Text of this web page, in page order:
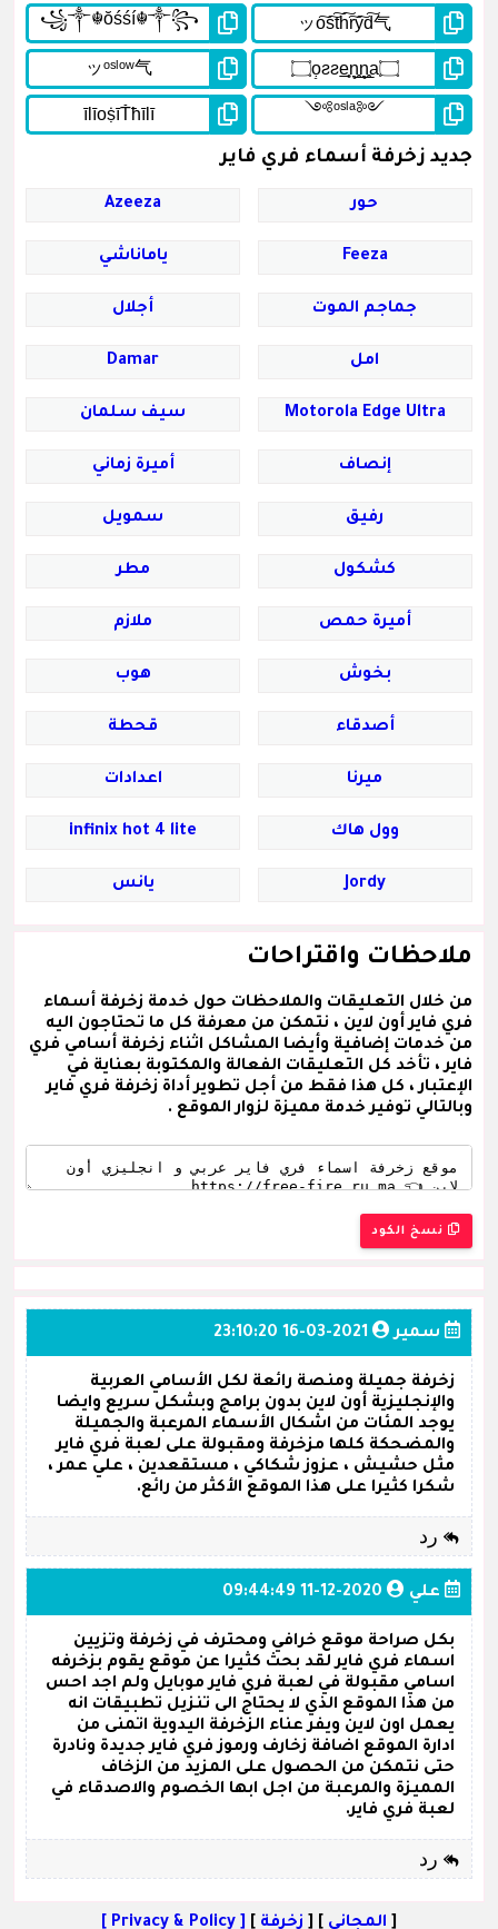
جديد زخرفة أسماء فري فاير
حور Azeeza
Feeza ياماناشي
جماجم الموت أجلال
امل Damar
Motorola Edge Ultra سيف سلمان
إنصاف أميرة زماني
‏رفيق سمويل
كشكول مطر
أميرة حمص ملازم
بخوش هوب
أصدقاء قحطة
ميرنا اعدادات
وول هاك infinix hot 4 lite
Jordy يانس
ملاحظات واقتراحات
من خلال التعليقات والملاحظات حول خدمة زخرفة أسماء
فري فاير أون لاين ، نتمكن من معرفة كل ما تحتاجون اليه
من خدمات إضافية وأيضا المشاكل اثناء زخرفة أسامي فري
فاير ، تأخد كل التعليقات الفعالة والمكتوبة بعناية في
الإعتبار ، كل هذا فقط من أجل تطوير أداة زخرفة فري فاير
وبالتالي توفير خدمة مميزة لزوار الموقع .
نسخ الكود
سمير 2021-03-16 23:10:20
زخرفة جميلة ومنصة رائعة لكل الأسامي العربية
والإنجليزية أون لاين بدون برامج وبشكل سريع وايضا
يوجد المئات من اشكال الأسماء المرعبة والجميلة
والمضحكة كلها مزخرفة ومقبولة على لعبة فري فاير
مثل حشيش ، عزوز شكاكي ، مستقعدين ، علي عمر ،
شكرا كثيرا على هذا الموقع الأكثر من رائع.
رد
علي 2020-12-11 09:44:49
بكل صراحة موقع خرافي ومحترف في زخرفة وتزيين
اسماء فري فاير لقد بحث كثيرا عن موقع يقوم بزخرفه
اسامي مقبولة في لعبة فري فاير موبايل ولم اجد احس
من هذا الموقع الذي لا يحتاج الى تنزيل تطبيقات انه
يعمل اون لاين ويفر عناء الزخرفة اليدوية اتمنى من
ادارة الموقع اضافة زخارف ورموز فري فاير جديدة ونادرة
حتى نتمكن من الحصول على المزيد من الزخاف
المميزة والمرعبة من اجل ابها الخصوم والاصدقاء في
لعبة فري فاير.
رد
[ المجاني ] [ زخرفة ]
[ Privacy & Policy ]